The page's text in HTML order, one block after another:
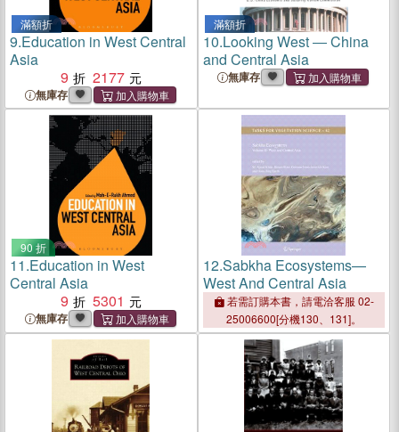
滿額折
9.Education in West Central
Asia
9
2177
無庫存
滿額折
10.Looking West ― China
and Central Asia
無庫存
90 折
11.Education in West
Central Asia
9
5301
無庫存
12.Sabkha Ecosystems—
West And Central Asia
若需訂購本書，請電洽客服 02-
25006600[分機130、131]。